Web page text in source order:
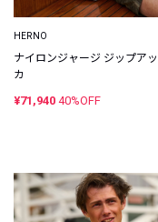
HERNO
ナイロンジャージ ジップア
カ
¥71,940 40%OFF